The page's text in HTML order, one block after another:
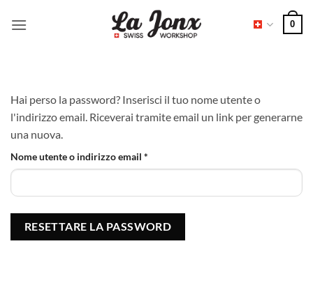
0
Hai perso la password? Inserisci il tuo nome utente o
l'indirizzo email. Riceverai tramite email un link per generarne
una nuova.
Nome utente o indirizzo email *
RESETTARE LA PASSWORD